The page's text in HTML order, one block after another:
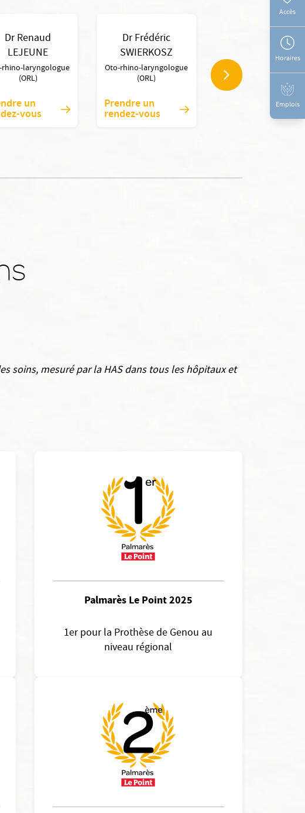
Dr Renaud
LEJEUNE
laryngologue
(ORL)
un
vous
Dr Frédéric
SWIERKOSZ
Oto-rhino-laryngologue
(ORL)
Prendre un
rendez-vous
Dr Anne BAUDE
Chirurgien maxillo-
rendez-vous
soins, mesuré par la HAS dans tous les hôpitaux et
Palmarès Le Point 2025
1er pour la Prothèse de Genou au
niveau régional
Accès
Horaires
Emplois